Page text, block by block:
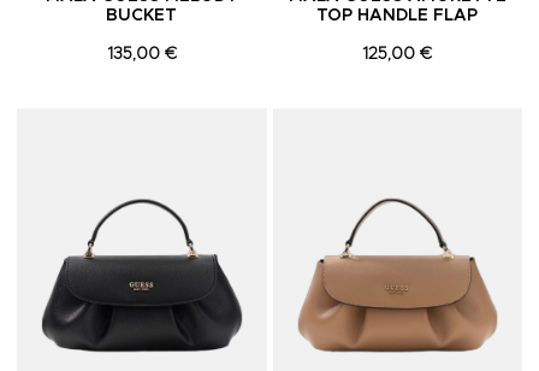
BUCKET
135,00 €
TOP HANDLE FLAP
125,00 €